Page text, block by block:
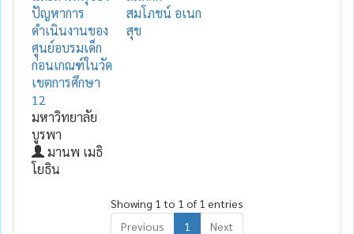
ปัญหาการ
ดำเนินงานของ
ศูนย์อบรมเด็ก
ก่อนเกณฑ์ในวัด
เขตการศึกษา
12
มหาวิทยาลัย
บูรพา
มานพ เมธิ
โยธิน
สมโภชน์ อเนก
สุข
Showing 1 to 1 of 1 entries
Previous
1 Next